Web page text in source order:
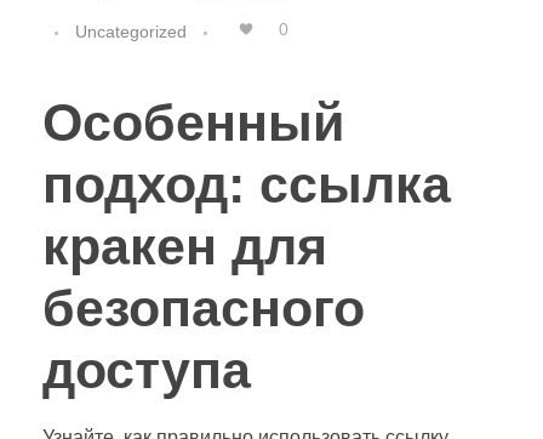
Uncategorized 0
Особенный
подход: ссылка
кракен для
безопасного
доступа